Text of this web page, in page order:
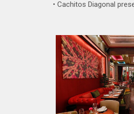
• Cachitos Diagonal